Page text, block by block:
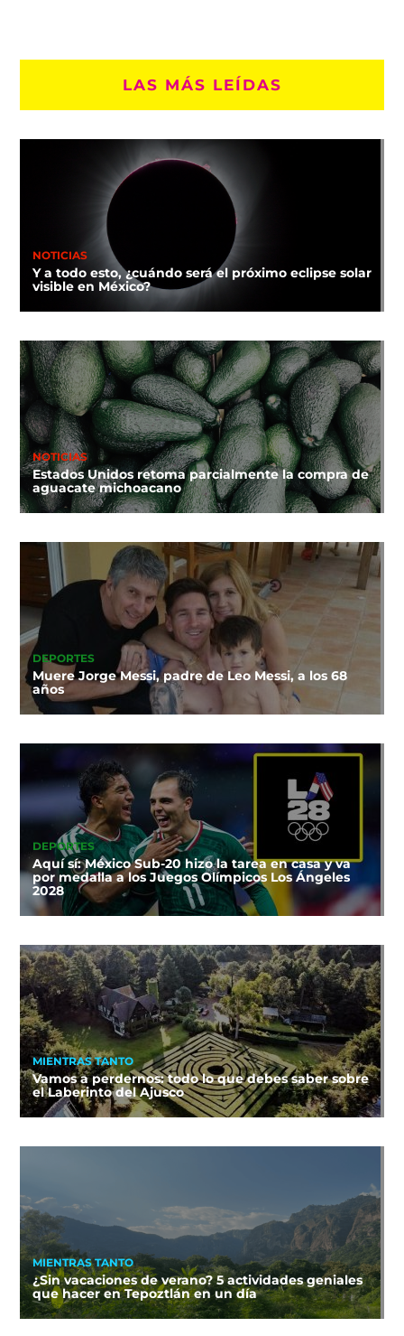
LAS MÁS LEÍDAS
NOTICIAS
Y a todo esto, ¿cuándo será el próximo eclipse solar
visible en México?
NOTICIAS
Estados Unidos retoma parcialmente la compra de
aguacate michoacano
DEPORTES
Muere Jorge Messi, padre de Leo Messi, a los 68
años
DEPORTES
Aquí sí: México Sub-20 hizo la tarea en casa y va
por medalla a los Juegos Olímpicos Los Ángeles
2028
MIENTRAS TANTO
Vamos a perdernos: todo lo que debes saber sobre
el Laberinto del Ajusco
MIENTRAS TANTO
¿Sin vacaciones de verano? 5 actividades geniales
que hacer en Tepoztlán en un día